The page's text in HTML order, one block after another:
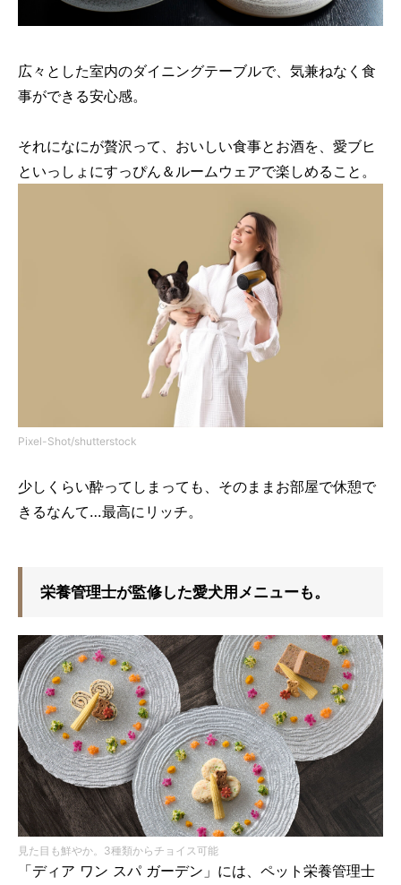
広々とした室内のダイニングテーブルで、気兼ねなく食
事ができる安心感。
それになにが贅沢って、おいしい食事とお酒を、愛ブヒ
といっしょにすっぴん＆ルームウェアで楽しめること。
Pixel-Shot/shutterstock
少しくらい酔ってしまっても、そのままお部屋で休憩で
きるなんて…最高にリッチ。
栄養管理士が監修した愛犬用メニューも。
見た目も鮮やか。3種類からチョイス可能
「ディア ワン スパ ガーデン」には、ペット栄養管理士